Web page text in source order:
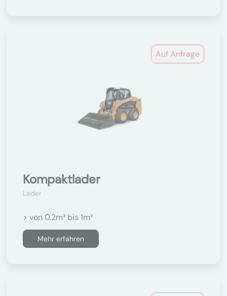
Auf Anfrage
Kompaktlader
Lader
> von 0.2m³ bis 1m³
Mehr erfahren